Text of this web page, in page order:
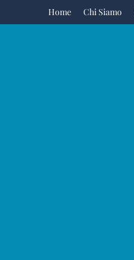
Home Chi Siamo